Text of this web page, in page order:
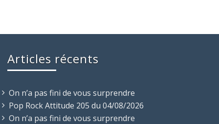
Articles récents
On n’a pas fini de vous surprendre
Pop Rock Attitude 205 du 04/08/2026
On n’a pas fini de vous surprendre